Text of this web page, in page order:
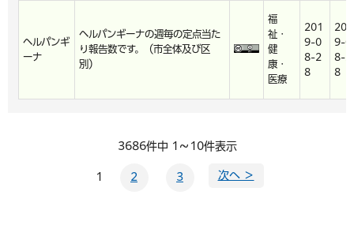
ヘルパンギ
ーナ
ヘルパンギーナの週毎の定点当た
り報告数です。（市全体及び区
別）
福
祉・
健
康・
医療
201
9-0
8-2
8
201
9-0
8-2
8
3686件中 1～10件表示
1 2 3 次へ ＞